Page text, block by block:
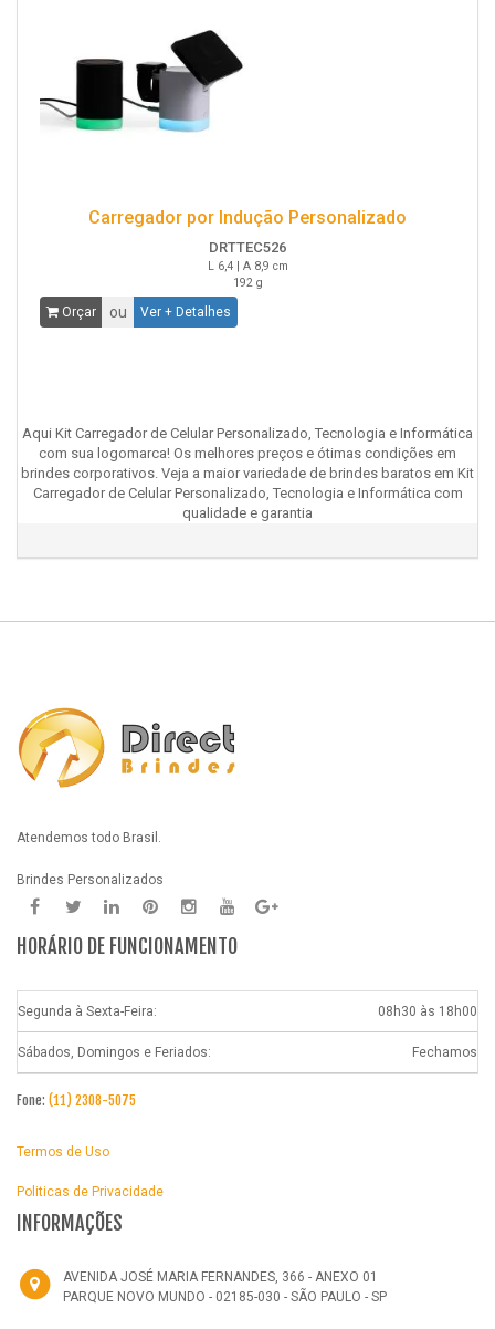
Carregador por Indução Personalizado
DRTTEC526
L 6,4 | A 8,9 cm
192 g
Orçar ou Ver + Detalhes
Aqui Kit Carregador de Celular Personalizado, Tecnologia e Informática
com sua logomarca! Os melhores preços e ótimas condições em
brindes corporativos. Veja a maior variedade de brindes baratos em Kit
Carregador de Celular Personalizado, Tecnologia e Informática com
qualidade e garantia
Atendemos todo Brasil.
Brindes Personalizados
HORÁRIO DE FUNCIONAMENTO
Segunda à Sexta-Feira: 08h30 às 18h00
Sábados, Domingos e Feriados: Fechamos
Fone: (11) 2308-5075
Termos de Uso
Politicas de Privacidade
INFORMAÇÕES
AVENIDA JOSÉ MARIA FERNANDES, 366 - ANEXO 01
PARQUE NOVO MUNDO - 02185-030 - SÃO PAULO - SP